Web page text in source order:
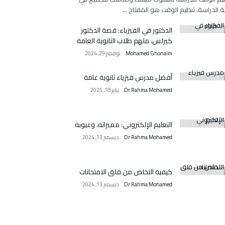
الدراسة، تنظيم الوقت هو المفتاح …
الدكتور في الفيزياء: قصة الدكتور
كيرلس، ملهم طلاب الثانوية العامة
Mohamed Ghonaim نوفمبر 29, 2024
أفضل مدرس فيزياء ثانوية عامة
Dr Rahma Mohamed يناير 18, 2025
التعليم الإلكتروني: مميزاته، وعيوبه
Dr Rahma Mohamed ديسمبر 13, 2024
كيفية التخلص من قلق الامتحانات
Dr Rahma Mohamed ديسمبر 13, 2024